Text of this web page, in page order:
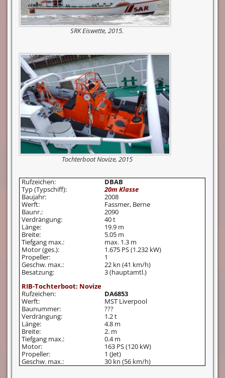
SRK Eiswette, 2015.
Tochterboot Novize, 2015
Rufzeichen:
DBAB
Typ (Typschiff):
20m Klasse
Baujahr:
2008
Werft:
Fassmer, Berne
Baunr.:
2090
Verdrängung:
40 t
Länge:
19.9 m
Breite:
5.05 m
Tiefgang max.:
max. 1.3 m
Motor (ges.):
1.675 PS (1.232 kW)
Propeller:
1
Geschw. max.:
22 kn (41 km/h)
Besatzung:
3 (hauptamtl.)
RIB-Tochterboot: Novize
Rufzeichen:
DA6853
Werft:
MST Liverpool
Baunummer:
???
Verdrängung:
1.2 t
Länge:
4.8 m
Breite:
2. m
Tiefgang max.:
0.4 m
Motor:
163 PS (120 kW)
Propeller:
1 (Jet)
Geschw. max.:
30 kn (56 km/h)